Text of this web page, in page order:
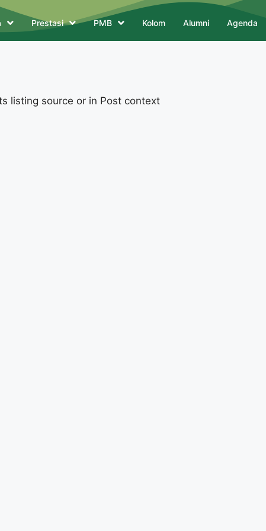
Prestasi PMB Kolom Alumni Agenda
listing source or in Post context